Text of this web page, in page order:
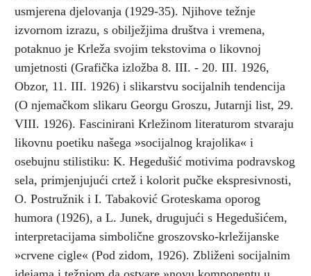
usmjerena djelovanja (1929-35). Njihove težnje
izvornom izrazu, s obilježjima društva i vremena,
potaknuo je Krleža svojim tekstovima o likovnoj
umjetnosti (Grafička izložba 8. III. - 20. III. 1926,
Obzor, 11. III. 1926) i slikarstvu socijalnih tendencija
(O njemačkom slikaru Georgu Groszu, Jutarnji list, 29.
VIII. 1926). Fascinirani Krležinom literaturom stvaraju
likovnu poetiku našega »socijalnog krajolika« i
osebujnu stilistiku: K. Hegedušić motivima podravskog
sela, primjenjujući crtež i kolorit pučke ekspresivnosti,
O. Postružnik i I. Tabaković Groteskama oporog
humora (1926), a L. Junek, drugujući s Hegedušićem,
interpretacijama simbolične groszovsko-krležijanske
»crvene cigle« (Pod zidom, 1926). Zbliženi socijalnim